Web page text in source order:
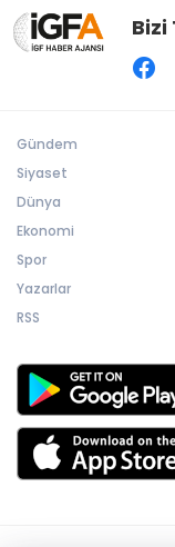
Bizi
Gündem
Siyaset
Dünya
Ekonomi
Spor
Yazarlar
RSS